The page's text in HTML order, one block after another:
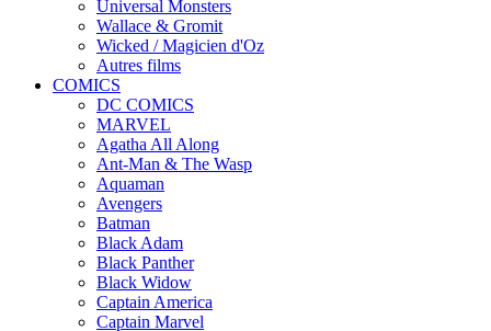
Universal Monsters
Wallace & Gromit
Wicked / Magicien d'Oz
Autres films
COMICS
DC COMICS
MARVEL
Agatha All Along
Ant-Man & The Wasp
Aquaman
Avengers
Batman
Black Adam
Black Panther
Black Widow
Captain America
Captain Marvel